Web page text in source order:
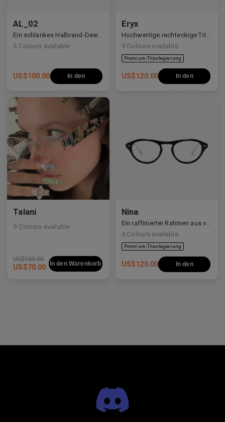
AL_02
Ein schlankes Halbrand-Design mit Y2K- und Anime-inspirierten Details.
5 Colours available
US$100.00 In den
Eryx
Hochwertige rechteckige Titanrahmen, verziert mit weißen Zirkonia, die avantgardistisches Design und eine beeindruckende Brillanz präsentieren.
9 Colours available
US$120.00 In den
Talani
9 Colours available
US$100.00
US$70.00 In den Warenkorb
Nina
4 Colours available
US$120.00 In den